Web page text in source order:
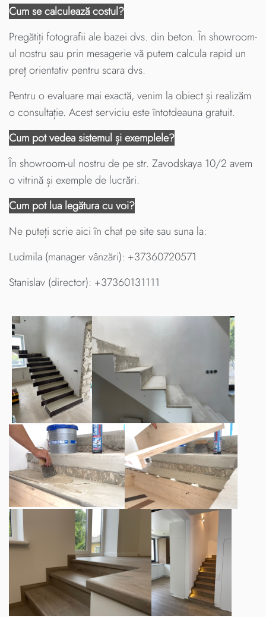
Cum se calculează costul?
Pregătiți fotografii ale bazei dvs. din beton. În showroom-
ul nostru sau prin mesagerie vă putem calcula rapid un
preț orientativ pentru scara dvs.
Pentru o evaluare mai exactă, venim la obiect și realizăm
o consultație. Acest serviciu este întotdeauna gratuit.
Cum pot vedea sistemul și exemplele?
În showroom-ul nostru de pe str. Zavodskaya 10/2 avem
o vitrină și exemple de lucrări.
Cum pot lua legătura cu voi?
Ne puteți scrie aici în chat pe site sau suna la:
Ludmila (manager vânzări): +37360720571
Stanislav (director): +37360131111